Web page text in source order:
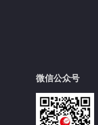
微信公众号